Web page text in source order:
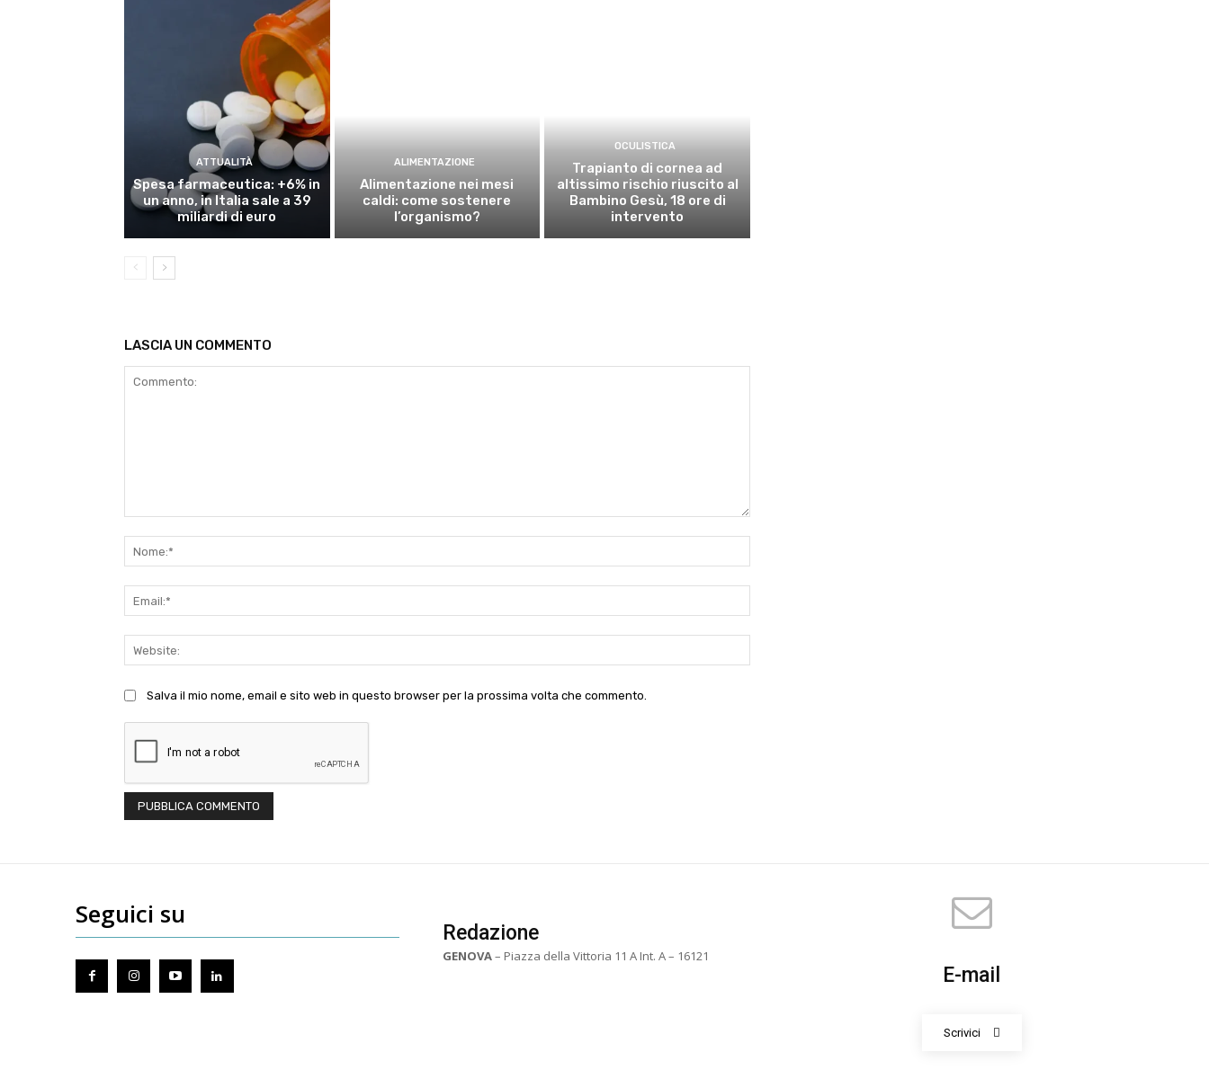
ATTUALITÀ
Spesa farmaceutica: +6% in
un anno, in Italia sale a 39
miliardi di euro
ALIMENTAZIONE
Alimentazione nei mesi
caldi: come sostenere
l’organismo?
OCULISTICA
Trapianto di cornea ad
altissimo rischio riuscito al
Bambino Gesù, 18 ore di
intervento
LASCIA UN COMMENTO
Salva il mio nome, email e sito web in questo browser per la prossima volta che commento.
Seguici su
Redazione
GENOVA– Piazza della Vittoria 11 A Int. A – 16121
E-mail
Scrivici